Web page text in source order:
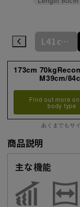
L41cm/78cm L41cm/80cm
173cm
M39cm/
Find out more
body type
あくまでもサ
商品説明
主な機能